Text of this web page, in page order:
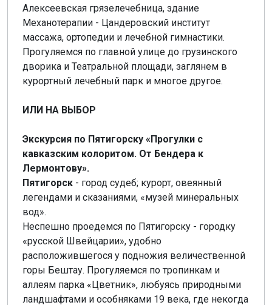
Алексеевская грязелечебница, здание
Механотерапии - Цандеровский институт
массажа, ортопедии и лечебной гимнастики.
Прогуляемся по главной улице до грузинского
дворика и Театральной площади, заглянем в
курортный лечебный парк и многое другое.
ИЛИ НА ВЫБОР
Экскурсия по Пятигорску «Прогулки с
кавказским колоритом. От Бендера к
Лермонтову».
Пятигорск - город судеб; курорт, овеянный
легендами и сказаниями, «музей минеральных
вод».
Неспешно проедемся по Пятигорску - городку
«русской Швейцарии», удобно
расположившегося у подножия величественной
горы Бештау. Прогуляемся по тропинкам и
аллеям парка «Цветник», любуясь природными
ландшафтами и особняками 19 века, где некогда